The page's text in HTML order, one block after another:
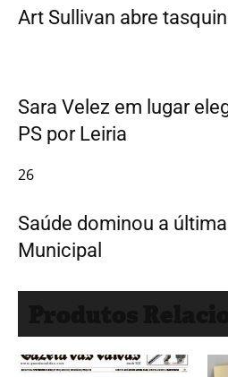
Art Sullivan abre
Sara Velez em lugar
PS por Leiria
26
Saúde dominou a
Municipal